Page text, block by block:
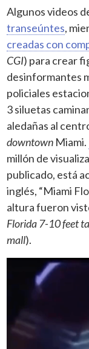
Algunos videos
transeúntes,
creadas con
CGI) para crear
desinformantes
policiales
3 siluetas
aledañas al
downtown Miami.
millón de
publicado, está
inglés, “Miami
altura fueron
Florida 7-10 feet
mall).